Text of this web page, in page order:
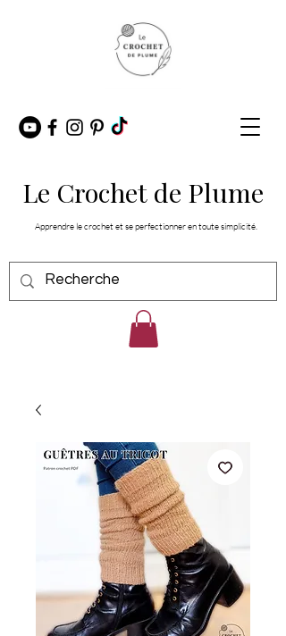
Le Crochet de Plume
Apprendre le crochet et se perfectionner en toute simplicité.